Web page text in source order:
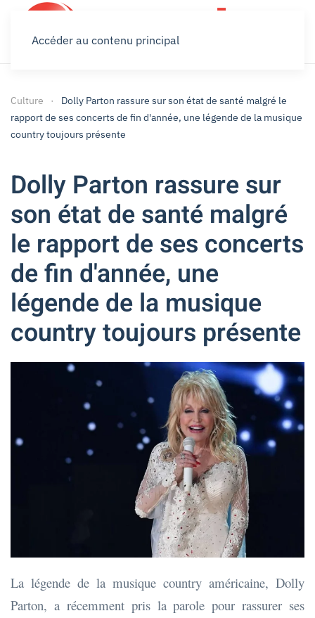
Accéder au contenu principal
Culture
Dolly Parton rassure sur son état de santé malgré le
rapport de ses concerts de fin d'année, une légende de la musique
country toujours présente
Dolly Parton rassure sur
son état de santé malgré
le rapport de ses concerts
de fin d'année, une
légende de la musique
country toujours présente
La légende de la musique country américaine, Dolly
Parton, a récemment pris la parole pour rassurer ses